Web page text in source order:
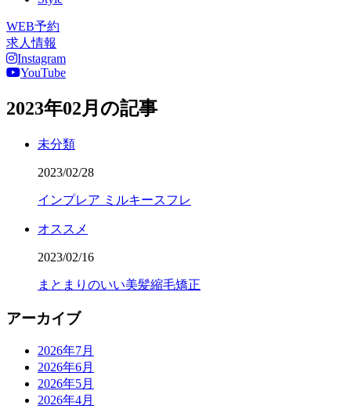
WEB予約
求人情報
Instagram
YouTube
2023年02月の記事
未分類
2023/02/28
インプレア ミルキースフレ
オススメ
2023/02/16
まとまりのいい美髪縮毛矯正
アーカイブ
2026年7月
2026年6月
2026年5月
2026年4月